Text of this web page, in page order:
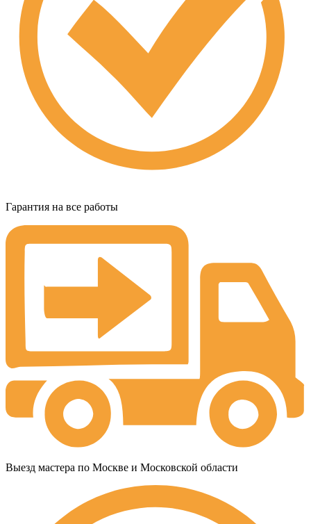
Гарантия на все работы
Выезд мастера по Москве и Московской области